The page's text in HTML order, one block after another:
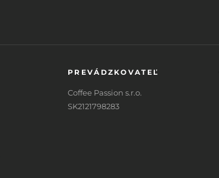
PREVÁDZKOVATEĽ
Coffee Passion s.r.o.
SK2121798283